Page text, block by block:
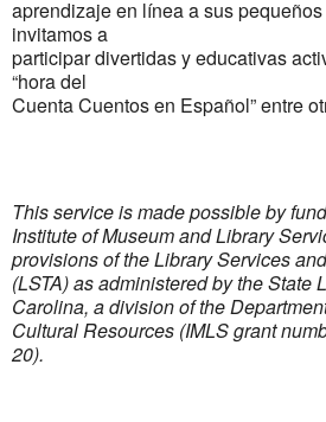
aprendizaje en línea a sus
invitamos a
participar divertidas y educativas
“hora del
Cuenta Cuentos en Español” entre
This service is made possible by
Institute of Museum and Library
provisions of the Library Services
(LSTA) as administered by the State
Carolina, a division of the
Cultural Resources (IMLS grant
20).